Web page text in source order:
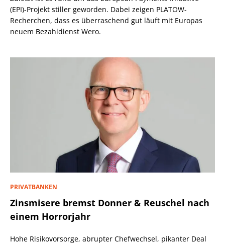
(EPI)-Projekt stiller geworden. Dabei zeigen PLATOW-
Recherchen, dass es überraschend gut läuft mit Europas
neuem Bezahldienst Wero.
PRIVATBANKEN
Zinsmisere bremst Donner & Reuschel nach
einem Horrorjahr
Hohe Risikovorsorge, abrupter Chefwechsel, pikanter Deal